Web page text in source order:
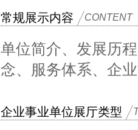
常规展示内容 CONTENT
单位简介、发展历
念、服务体系、企
企业事业单位展厅类型